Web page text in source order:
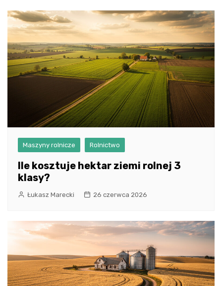
Maszyny rolnicze Rolnictwo
Ile kosztuje hektar ziemi rolnej 3
klasy?
Łukasz Marecki 26 czerwca 2026